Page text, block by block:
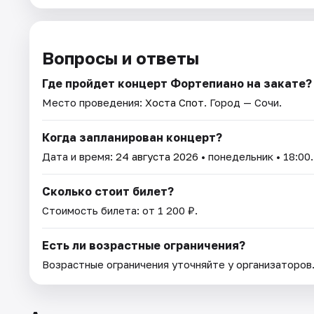
Вопросы и ответы
Где пройдет концерт Фортепиано на закате?
Место проведения: Хоста Спот. Город — Сочи.
Когда запланирован концерт?
Дата и время: 24 августа 2026 • понедельник • 18:00.
Сколько стоит билет?
Стоимость билета: от 1 200 ₽.
Есть ли возрастные ограничения?
Возрастные ограничения уточняйте у организаторов.